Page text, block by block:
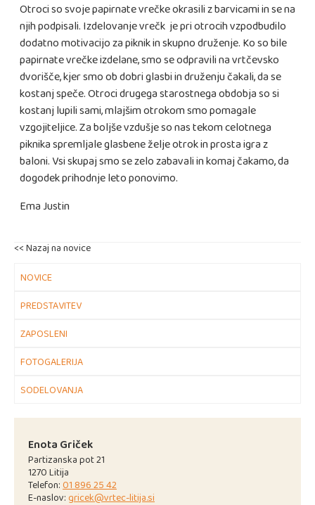
Enota Griček
Partizanska pot 21
1270 Litija
Telefon: 01 896 25 42
E-naslov: gricek@vrtec-litija.si
Otroci so svoje papirnate vrečke okrasili z barvicami in se na
njih podpisali. Izdelovanje vrečk je pri otrocih vzpodbudilo
dodatno motivacijo za piknik in skupno druženje. Ko so bile
papirnate vrečke izdelane, smo se odpravili na vrtčevsko
dvorišče, kjer smo ob dobri glasbi in druženju čakali, da se
kostanj speče. Otroci drugega starostnega obdobja so si
kostanj lupili sami, mlajšim otrokom smo pomagale
vzgojiteljice. Za boljše vzdušje so nas tekom celotnega
piknika spremljale glasbene želje otrok in prosta igra z
baloni. Vsi skupaj smo se zelo zabavali in komaj čakamo, da
dogodek prihodnje leto ponovimo.
Ema Justin
<< Nazaj na novice
NOVICE
PREDSTAVITEV
ZAPOSLENI
FOTOGALERIJA
SODELOVANJA